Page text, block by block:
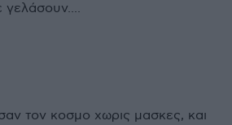
τον κοσμο χωρις μασκες, και